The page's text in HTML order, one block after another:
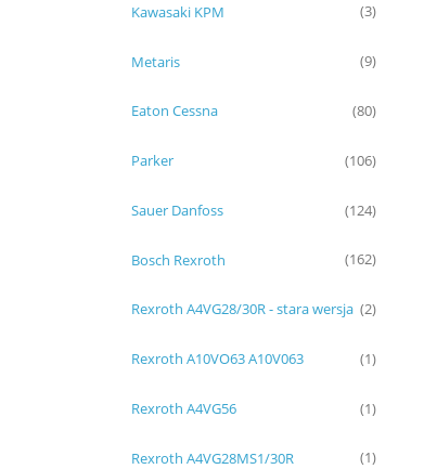
Kawasaki KPM (3)
Metaris (9)
Eaton Cessna (80)
Parker (106)
Sauer Danfoss (124)
Bosch Rexroth (162)
Rexroth A4VG28/30R - stara wersja (2)
Rexroth A10VO63 A10V063 (1)
Rexroth A4VG56 (1)
Rexroth A4VG28MS1/30R (1)